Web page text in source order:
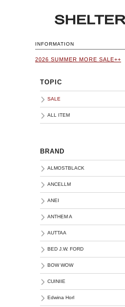
INFORMATION
2026 SUMMER MORE SALE++
TOPIC
SALE
ALL ITEM
BRAND
ALMOSTBLACK
ANCELLM
ANEI
ANTHEM A
AUTTAA
BED J.W. FORD
BOW WOW
CUINIIE
Edwina Horl